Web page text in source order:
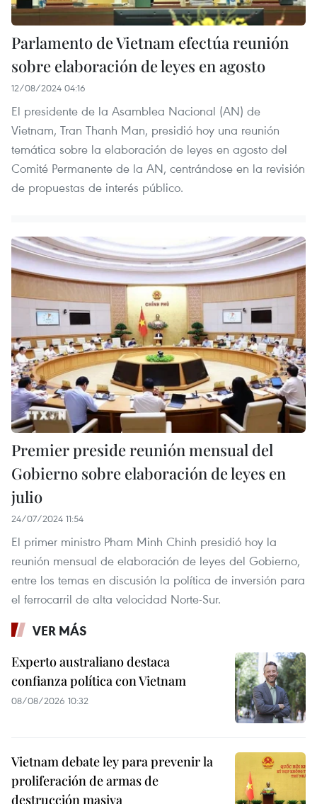
Parlamento de Vietnam efectúa reunión
sobre elaboración de leyes en agosto
12/08/2024 04:16
El presidente de la Asamblea Nacional (AN) de
Vietnam, Tran Thanh Man, presidió hoy una reunión
temática sobre la elaboración de leyes en agosto del
Comité Permanente de la AN, centrándose en la revisión
de propuestas de interés público.
Premier preside reunión mensual del
Gobierno sobre elaboración de leyes en
julio
24/07/2024 11:54
El primer ministro Pham Minh Chinh presidió hoy la
reunión mensual de elaboración de leyes del Gobierno,
entre los temas en discusión la política de inversión para
el ferrocarril de alta velocidad Norte-Sur.
VER MÁS
Experto australiano destaca
confianza política con Vietnam
08/08/2026 10:32
Vietnam debate ley para prevenir la
proliferación de armas de
destrucción masiva